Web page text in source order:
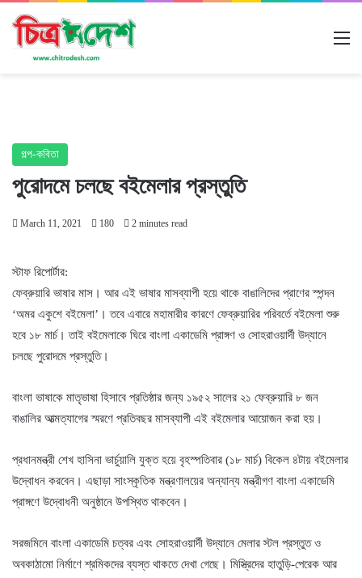
গল্প-কবিতা
পুরোদমে চলছে বইমেলার প্রস্তুতি
March 11, 2021 180 2 minutes read
স্টাফ রিপোর্টার:
ফেব্রুয়ারি ভাষার মাস। আর এই ভাষার মাসব্যাপী হয়ে থাকে বাঙালিদের প্রাণের স্পন্দন
‘অমর একুশে বইমেলা’। তবে এবারে মহামারীর কারণে ফেব্রুয়ারির পরিবর্তে বইমেলা শুরু
হবে ১৮ মার্চ। তাই বইমেলাকে ঘিরে বাংলা একাডেমি প্রাঙ্গণ ও সোহরাওয়ার্দী উদ্যানে
চলছে পুরোদমে প্রস্তুতি।
বাংলা ভাষাকে মাতৃভাষা হিসাবে প্রতিষ্ঠার জন্য ১৯৫২ সালের ২১ ফেব্রুয়ারি ৮ জন
বাঙালির আত্মত্যাগের স্মরণে প্রতিবছর মাসব্যাপী এই বইমেলার আয়ােজন করা হয়।
প্রধানমন্ত্রী শেখ হাসিনা ভার্চুয়ালি যুক্ত হয়ে বৃহস্পতিবার (১৮ মার্চ) বিকেল ৪টায় বইমেলার
উদ্বোধন করবেন। এছাড়া সাংস্কৃতিক মন্ত্রণালয়ের অন্যান্য মন্ত্রীগণ বাংলা একাডেমি
প্রাঙ্গণে উদ্বোধনী অনুষ্ঠানে উপস্থিত থাকবেন।
সরজমিনে বাংলা একাডেমি চত্বর এবং সােহরাওয়ার্দী উদ্যানে মেলার স্টল প্রস্তুত ও
অবকাঠামাে নির্মাণে শ্রমিকদের ব্যস্ত থাকতে দেখা গেছে। মিস্ত্রিদের হাতুড়ি-পেরেক আর